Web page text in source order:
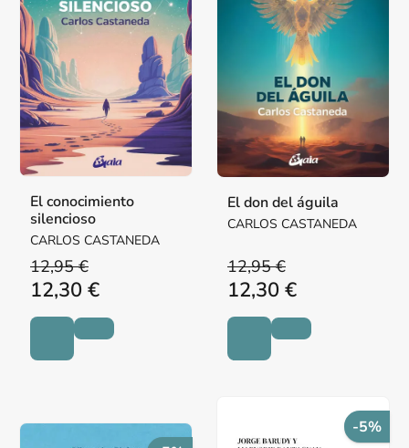
El conocimiento
silencioso
CARLOS CASTANEDA
12,95 €
12,30 €
El don del águila
CARLOS CASTANEDA
12,95 €
12,30 €
-5%